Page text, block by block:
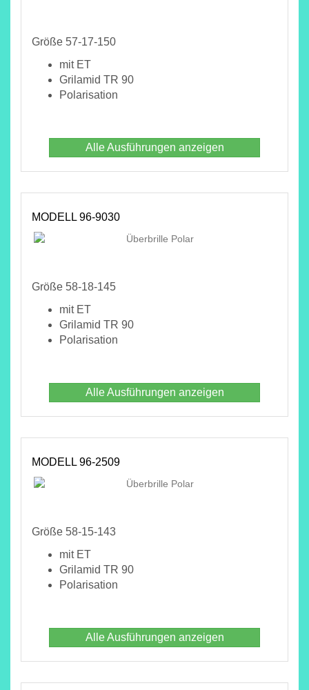
Größe 57-17-150
mit ET
Grilamid TR 90
Polarisation
Alle Ausführungen anzeigen
MODELL 96-9030
Größe 58-18-145
mit ET
Grilamid TR 90
Polarisation
Alle Ausführungen anzeigen
MODELL 96-2509
Größe 58-15-143
mit ET
Grilamid TR 90
Polarisation
Alle Ausführungen anzeigen